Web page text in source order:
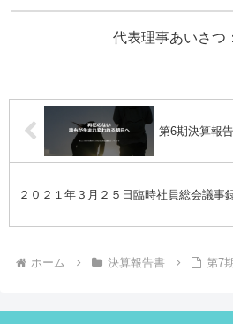
代表理事あいさつ
第6期決算報
２０２１年３月２５日臨時社員総会議事
ホーム 決算報告書 第7